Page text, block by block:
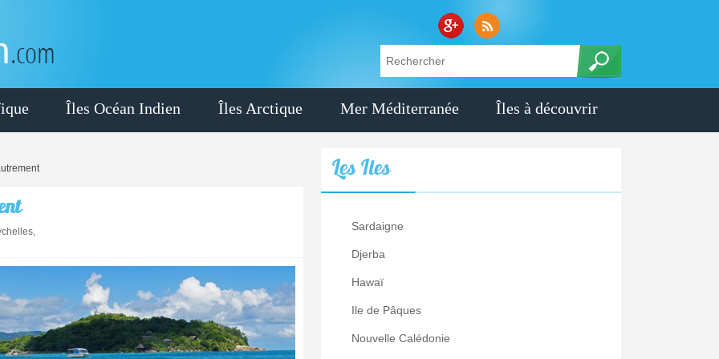
.com
Îles Océan Indien Îles Arctique Mer Méditerranée Îles à découvrir
LesIles
Sardaigne
Djerba
Hawaï
Ile de Pâques
Nouvelle Calédonie